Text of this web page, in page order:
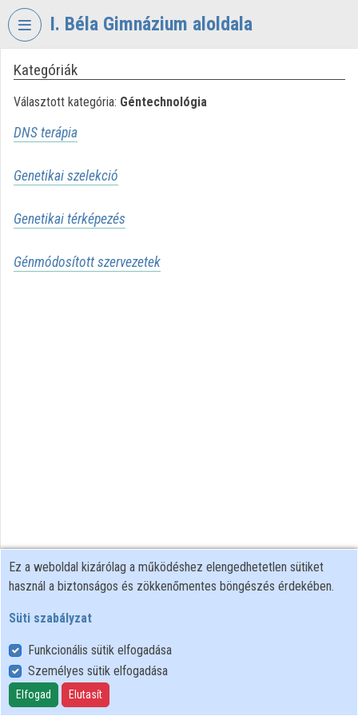
Fejléc kihagyása
I. Béla Gimnázium aloldala
VIDEO
BÉLA
Intézményi kezdőlap
Bejelentkezés
Intézményi felfedezés
Kategóriák
Választott kategória: Géntechnológia
DNS terápia
Genetikai szelekció
Genetikai térképezés
Génmódosított szervezetek
Felhasználói szabályzat
Adatkezelési tájékoztató
Süti szabályzat
Ez a weboldal kizárólag a működéshez elengedhetetlen sütiket
használ a biztonságos és zökkenőmentes böngészés érdekében.
Süti szabályzat
Funkcionális sütik elfogadása
Személyes sütik elfogadása
Elfogad Elutasít